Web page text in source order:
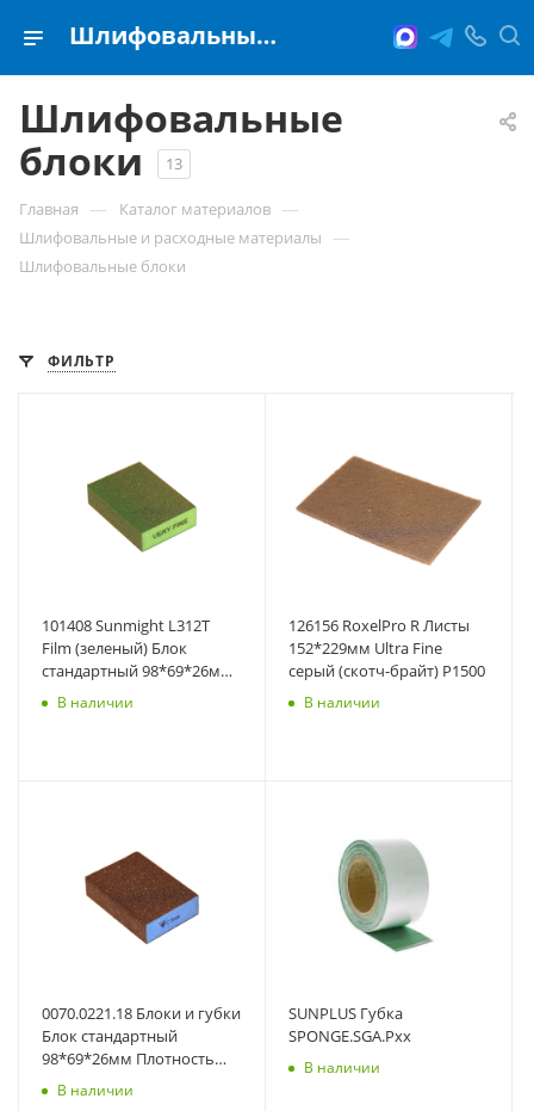
Шлифовальные блоки
Шлифовальные
блоки
13
Главная — Каталог материалов —
Шлифовальные и расходные материалы —
Шлифовальные блоки
ФИЛЬТР
101408 Sunmight L312T
Film (зеленый) Блок
стандартный 98*69*26мм
P120В наличии
126156 RoxelPro R Листы
152*229мм Ultra Fine
серый (скотч-брайт) P1500
В наличии
0070.0221.18 Блоки и губки
Блок стандартный
98*69*26мм Плотность
мягкая 4-стороннее P100
В наличии
SUNPLUS Губка
SPONGE.SGA.Pхх
В наличии